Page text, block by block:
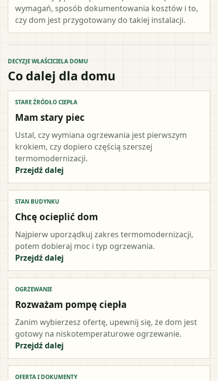
wymagań, sposób dokumentowania kosztów i to,
czy dom jest przygotowany do takiej instalacji.
DECYZJE WŁAŚCICIELA DOMU
Co dalej dla domu
STARE ŹRÓDŁO CIEPŁA
Mam stary piec
Ustal, czy wymiana ogrzewania jest pierwszym
krokiem, czy dopiero częścią szerszej
termomodernizacji.
Przejdź dalej
STAN BUDYNKU
Chcę ocieplić dom
Najpierw uporządkuj zakres termomodernizacji,
potem dobieraj moc i typ ogrzewania.
Przejdź dalej
OGRZEWANIE
Rozważam pompę ciepła
Zanim wybierzesz ofertę, upewnij się, że dom jest
gotowy na niskotemperaturowe ogrzewanie.
Przejdź dalej
OFERTA I DOKUMENTY